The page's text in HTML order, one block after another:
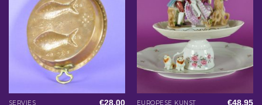
SERVIES €28,00 EUROPESE KUNST €48,95